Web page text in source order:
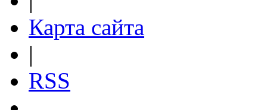
Карта сайта
|
RSS